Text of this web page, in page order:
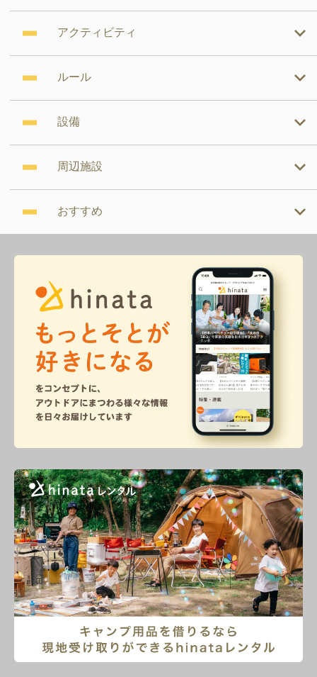
アクティビティ
ルール
設備
周辺施設
おすすめ